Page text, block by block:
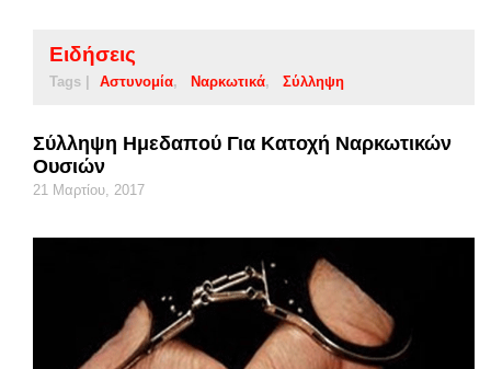
Ειδήσεις
Tags | Αστυνομία Ναρκωτικά Σύλληψη
Σύλληψη Ημεδαπού Για Κατοχή Ναρκωτικών
Ουσιών
21 Μαρτίου, 2017